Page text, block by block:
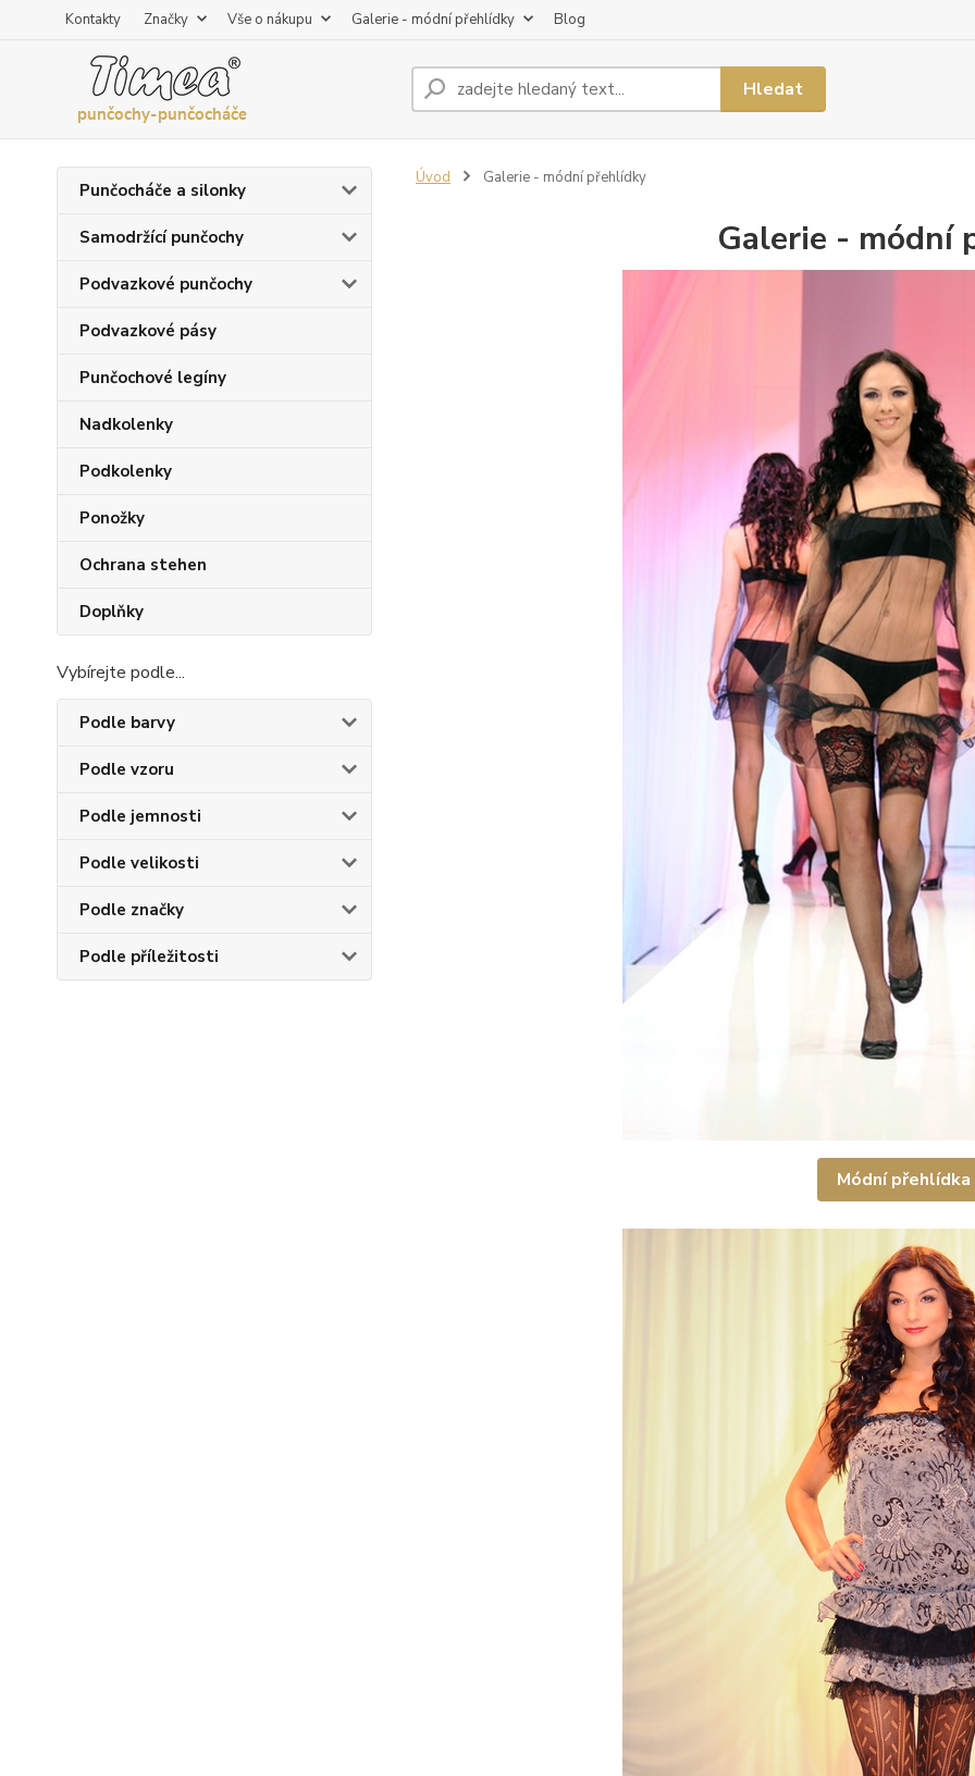
Kontakty Značky Vše o nákupu Galerie - módní přehlídky Blog
Hledat
Punčocháče a silonky
Samodržící punčochy
Podvazkové punčochy
Podvazkové pásy
Punčochové legíny
Nadkolenky
Podkolenky
Ponožky
Ochrana stehen
Doplňky
Vybírejte podle...
Podle barvy
Podle vzoru
Podle jemnosti
Podle velikosti
Podle značky
Podle příležitosti
Úvod Galerie - módní přehlídky
Galerie - módní
Módní přehlídka